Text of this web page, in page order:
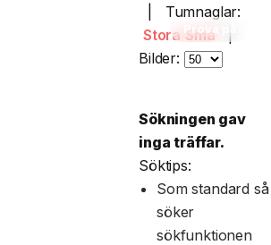
Prova på
Tumnaglar:
Stora Små
|
Bilder:
Sökningen gav
inga träffar.
Söktips:
Som standard så
söker
sökfunktionen